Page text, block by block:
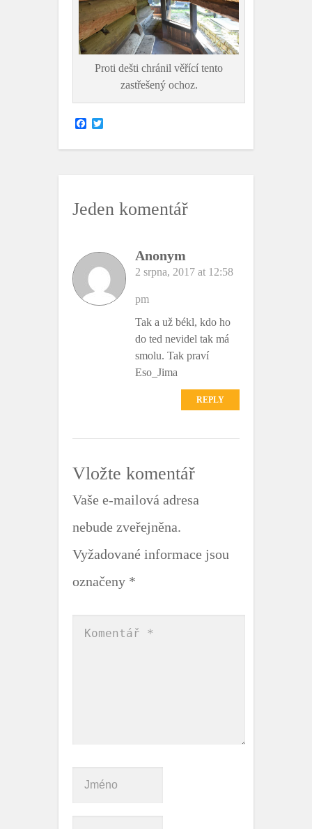
Proti dešti chránil věřící tento
zastřešený ochoz.
F
Jeden komentář
Anonym
2 srpna, 2017 at 12:58
pm
Tak a už békl, kdo ho
do ted nevidel tak má
smolu. Tak praví
Eso_Jima
REPLY
Vložte komentář
Vaše e-mailová adresa
nebude zveřejněna.
Vyžadované informace jsou
označeny *